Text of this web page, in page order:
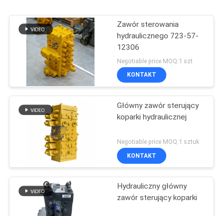
Zawór sterowania
hydraulicznego 723-57-
12306
Negotiable price MOQ:1 szt
KONTAKT
Główny zawór sterujący
koparki hydraulicznej
Negotiable price MOQ:1 sztuk
KONTAKT
Hydrauliczny główny
zawór sterujący koparki